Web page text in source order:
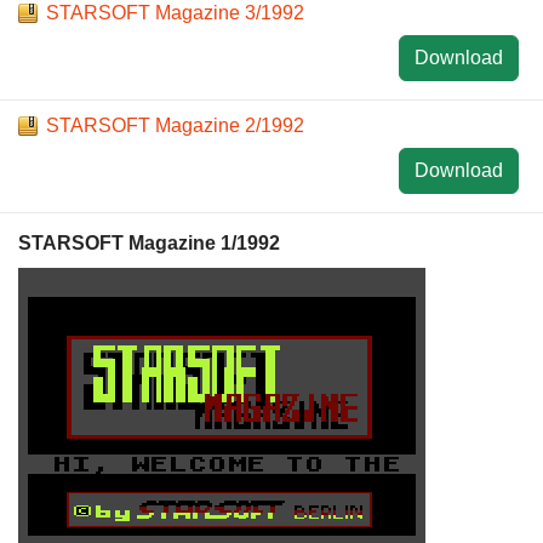
STARSOFT Magazine 3/1992
Download
STARSOFT Magazine 2/1992
Download
STARSOFT Magazine 1/1992